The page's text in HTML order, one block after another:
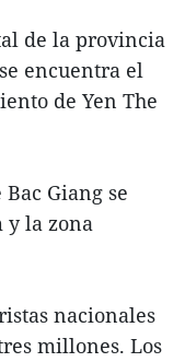
de la provincia
encuentra el
de Yen The
Giang se
y la zona
nacionales
millones. Los